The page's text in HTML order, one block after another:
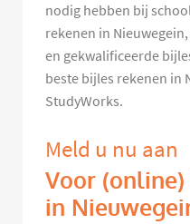
nodig hebben bij
rekenen in
en gekwalificeerde
beste bijles rekenen in
StudyWorks.
Meld u nu aan
Voor
in